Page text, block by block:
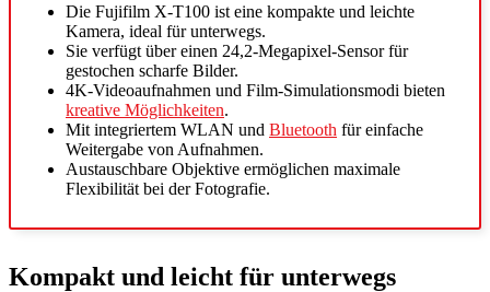
Die Fujifilm X-T100 ist eine kompakte und leichte
Kamera, ideal für unterwegs.
Sie verfügt über einen 24,2-Megapixel-Sensor für
gestochen scharfe Bilder.
4K-Videoaufnahmen und Film-Simulationsmodi bieten
kreative Möglichkeiten.
Mit integriertem WLAN und Bluetooth für einfache
Weitergabe von Aufnahmen.
Austauschbare Objektive ermöglichen maximale
Flexibilität bei der Fotografie.
Kompakt und leicht für unterwegs